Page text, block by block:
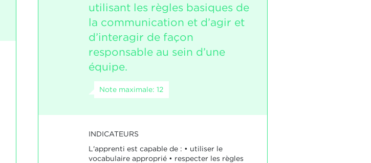
utilisant les règles basiques de
la communication et d’agir et
d’interagir de façon
responsable au sein d’une
équipe.
Note maximale: 12
INDICATEURS
L'apprenti est capable de : • utiliser le
vocabulaire approprié • respecter les règles